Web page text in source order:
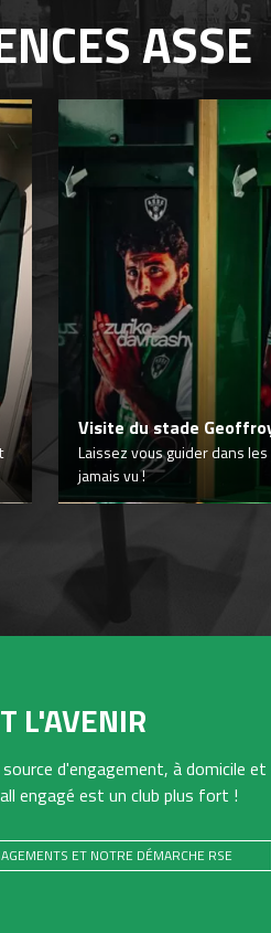
ASSE
Visite du stade
Laissez vous guider dans
jamais vu !
L'AVENIR
d'engagement, à domicile et
engagé est un club plus fort !
ET NOTRE DÉMARCHE RSE